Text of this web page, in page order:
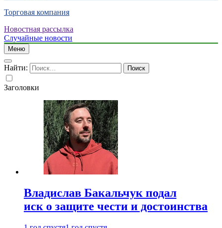
Торговая компания
Новостная рассылка
Случайные новости
Меню
Найти:
Заголовки
Владислав Бакальчук подал
иск о защите чести и достоинства